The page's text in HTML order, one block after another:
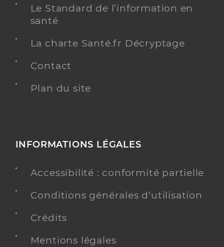
Le Standard de l’information en
santé
La charte Santé.fr Décryptage
Contact
Plan du site
INFORMATIONS LÉGALES
Accessibilité : conformité partielle
Conditions générales d'utilisation
Crédits
Mentions légales